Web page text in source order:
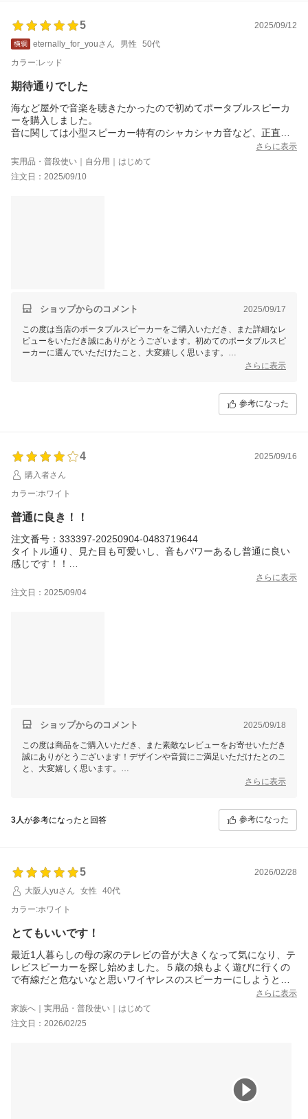
5
2025/09/12
eternally_for_youさん
男性
50代
カラー:レッド
期待通りでした
海など屋外で音楽を聴きたかったので初めてポータブルスピーカ
ーを購入しました。
音に関しては小型スピーカー特有のシャカシャカ音など、正直期
待していませんでしたが、思った以上に良かったので驚きました
し、かなり大きな音まで出ます。bluetooth接続も超簡単。
PC用の10W未満のスピーカーと同水準だと思いますが、もちろん
音質に関しては上位品が多数あるので、そこまで期待しなければ
さらに表示
実用品・普段使い｜自分用｜はじめて
注文日：2025/09/10
ショップからのコメント 2025/09/17
この度は当店のポータブルスピーカーをご購入いただき、また詳細なレ
ビューをいただき誠にありがとうございます。初めてのポータブルスピ
ーカーに選んでいただけたこと、大変嬉しく思います。
音質や音量についてご満足いただけたとのこと、お客様の期待を良い形
耐久性についてもご満足いただけますよう、そして少しでも長くお使い
さらに表示
参考になった
4
2025/09/16
購入者さん
カラー:ホワイト
普通に良き！！
注文番号：333397-20250904-0483719644
タイトル通り、見た目も可愛いし、音もパワーあるし普通に良い
感じです！！
欲を言えば、もう少し重低音がきいてても良いかなーと思ったり
しますが、(これは完全に個人の好みですが)お安く買えてこのクオ
さらに表示
注文日：2025/09/04
ショップからのコメント 2025/09/18
この度は商品をご購入いただき、また素敵なレビューをお寄せいただき
誠にありがとうございます！デザインや音質にご満足いただけたとのこ
と、大変嬉しく思います。
毎日の家事がさらに楽しくなるお供として、ぜひ末永くご愛用いただけ
れば幸いです♪
さらに表示
3人が参考になったと回答 参考になった
5
2026/02/28
大阪人yuさん
女性
40代
カラー:ホワイト
とてもいいです！
最近1人暮らしの母の家のテレビの音が大きくなって気になり、テ
レビスピーカーを探し始めました。５歳の娘もよく遊びに行くの
で有線だと危ないなと思いワイヤレスのスピーカーにしようとこ
ちらを見つけました。2026.2.25に注文、2026.2.27に届き28日に
テレビと接続しました。テレビのスピーカーに比べると音の質は
落ちますが、クリアな音で音のズレもなく近くで聞こえるのでと
ても聞きやすいです。音の調節も手元のスピーカーでできるの
ルの上でも邪魔になりません。とてもいい買い物をしたと思いま
す。母もとても喜んでいます。ただ、母曰くボタン操作がよく見
ないとわからないのでそれぞれのボタンが独立していたらもっと
さらに表示
家族へ｜実用品・普段使い｜はじめて
注文日：2026/02/25